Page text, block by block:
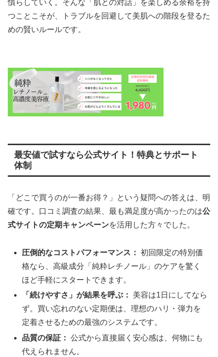
慣らしていく。そんな「肌との対話」を楽しめる余裕を持
つことこそが、トラブルを回避して美肌への階段を登るた
めの賢いルールです。
最安値で試すなら公式サイト！特典とサポート
体制
「どこで買うのが一番お得？」という疑問への答えは、明
確です。口コミ調査の結果、最も満足度が高かったのは公
式サイトの定期キャンペーンを活用した方々でした。
圧倒的なコストパフォーマンス： 初回限定の特別価
格なら、高級成分「純粋レチノール」のケアを驚く
ほど手軽にスタートできます。
「続けやすさ」が結果を呼ぶ：
美容は1日にしてなら
ず。買い忘れのない定期便は、理想のハリ・弾力を
定着させるための最強のシステムです。
品質の保証： 公式から直接届く安心感は、何物にも
代えられません。